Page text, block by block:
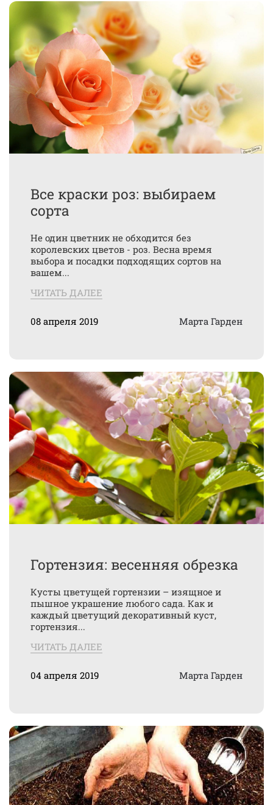
Все краски роз: выбираем
сорта
Не один цветник не обходится без
королевских цветов - роз. Весна время
выбора и посадки подходящих сортов на
вашем...
ЧИТАТЬ ДАЛЕЕ
08 апреля 2019 Марта Гарден
Гортензия: весенняя обрезка
Кусты цветущей гортензии – изящное и
пышное украшение любого сада. Как и
каждый цветущий декоративный куст,
гортензия...
ЧИТАТЬ ДАЛЕЕ
04 апреля 2019 Марта Гарден